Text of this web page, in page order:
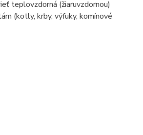
teplovzdorná (žiaruvzdornou)
(kotly, krby, výfuky, komínové